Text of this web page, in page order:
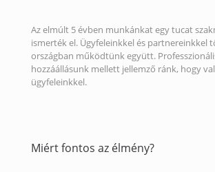
Az elmúlt 5 évben munkánkat egy tucat
ismerték el. Ügyfeleinkkel és partnereinkkel
országban működtünk együtt.
hozzáállásunk mellett jellemző ránk, hogy
ügyfeleinkkel.
Miért fontos az élmény?